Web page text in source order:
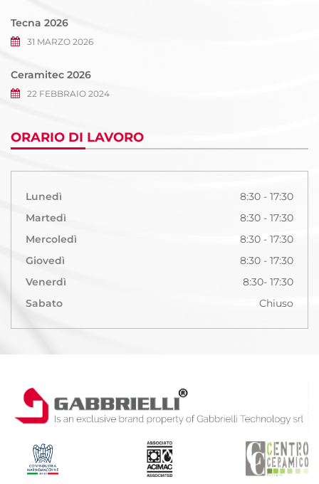
Tecna 2026
31 MARZO 2026
Ceramitec 2026
22 FEBBRAIO 2024
ORARIO DI LAVORO
Lunedì
8:30 - 17:30
Martedì
8:30 - 17:30
Mercoledì
8:30 - 17:30
Giovedì
8:30 - 17:30
Venerdì
8:30- 17:30
Sabato
Chiuso